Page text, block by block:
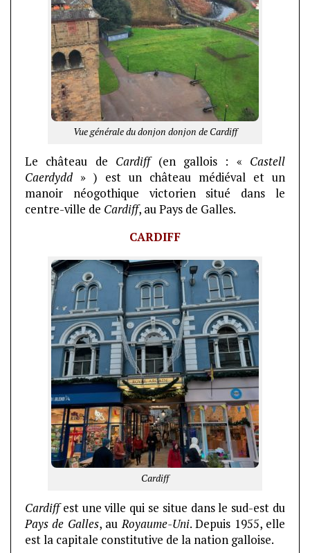
Vue générale du donjon donjon de Cardiff
Le château de Cardiff(en gallois : « Castell
Caerdydd » ) est un château médiéval et un
manoir néogothique victorien situé dans le
centre-ville de Cardiff, au Pays de Galles.
CARDIFF
Cardiff
Cardiffest une ville qui se situe dans le sud-est du
Pays de Galles, auRoyaume-Uni. Depuis 1955, elle
est la capitale constitutive de la nation galloise.